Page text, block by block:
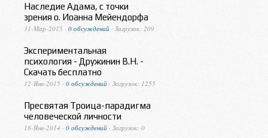
Наследие Адама, с точки
зрения о. Иоанна Мейендорфа
31-Мар-2015 · 0 обсуждений · Загрузок: 209
Экспериментальная
психология - Дружинин В.Н. -
Скачать бесплатно
12-Янв-2015 · 0 обсуждений · Загрузок: 1255
Пресвятая Троица-парадигма
человеческой личности
18-Янв-2014 · 0 обсуждений · Загрузок: 0